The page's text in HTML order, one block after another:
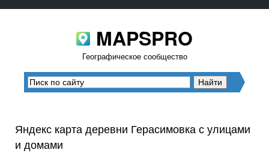
MAPSPRO
Географическое сообщество
Яндекс карта деревни Герасимовка с улицами
и домами